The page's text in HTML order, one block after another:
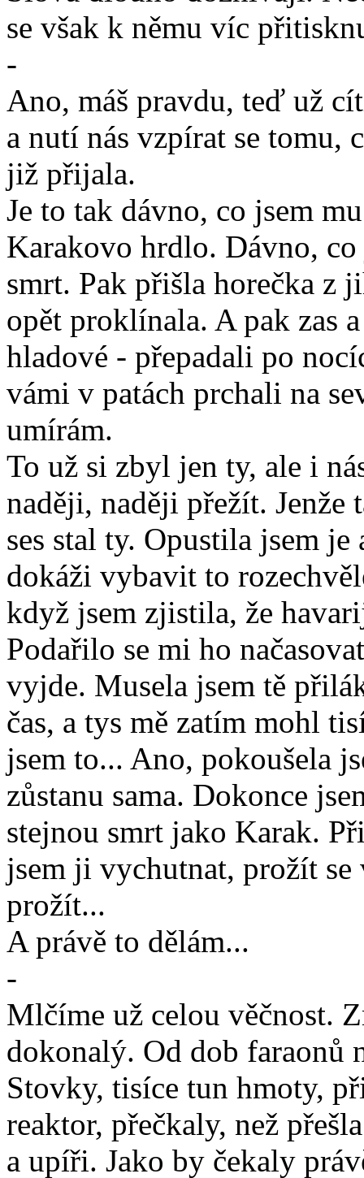
se však k němu víc
-
Ano, máš pravdu, teď už
a nutí nás vzpírat se tomu,
již přijala.
Je to tak dávno, co jsem
Karakovo hrdlo. Dávno,
smrt. Pak přišla horečka z
opět proklínala. A pak zas
hladové - přepadali po
vámi v patách prchali na
umírám.
To už si zbyl jen ty, ale i
naději, naději přežít.
ses stal ty. Opustila jsem
dokáži vybavit to
když jsem zjistila, že
Podařilo se mi ho
vyjde. Musela jsem tě
čas, a tys mě zatím mohl
jsem to... Ano, pokoušela
zůstanu sama. Dokonce
stejnou smrt jako Karak.
jsem ji vychutnat, prožít
prožít...
A právě to dělám...
-
Mlčíme už celou věčnost.
dokonalý. Od dob faraonů
Stovky, tisíce tun hmoty,
reaktor, přečkaly, než
a upíři. Jako by čekaly